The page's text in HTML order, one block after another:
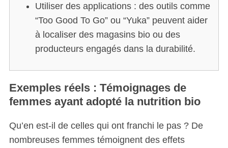
Utiliser des applications : des outils comme
“Too Good To Go” ou “Yuka” peuvent aider
à localiser des magasins bio ou des
producteurs engagés dans la durabilité.
Exemples réels : Témoignages de
femmes ayant adopté la nutrition bio
Qu’en est-il de celles qui ont franchi le pas ? De
nombreuses femmes témoignent des effets